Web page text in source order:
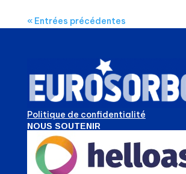
« Entrées précédentes
Politique de confidentialité
NOUS SOUTENIR